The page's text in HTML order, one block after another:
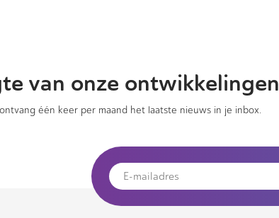
van onze ontwikkelingen
één keer per maand het laatste nieuws in je inbox.